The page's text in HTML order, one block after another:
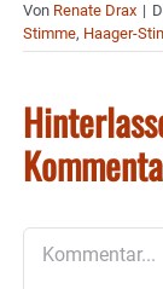
Von Renate Drax |
Stimme, Haager-